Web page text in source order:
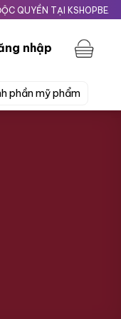
TẠI KSHOPBEAUTY.VN
nhập
phần mỹ phẩm